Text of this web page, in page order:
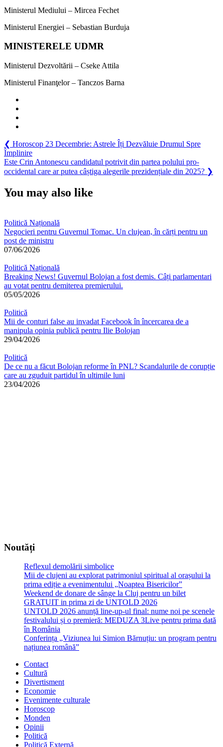
Ministerul Mediului – Mircea Fechet
Ministerul Energiei – Sebastian Burduja
MINISTERELE UDMR
Ministerul Dezvoltării – Cseke Attila
Ministerul Finanţelor – Tanczos Barna
Navigare
în
articole
❮ Previous
Post:
Horoscop 23 Decembrie: Astrele Îți Dezvăluie Drumul Spre
Împlinire
Next
Post:
Este Crin Antonescu candidatul potrivit din partea polului pro-
occidental care ar putea câștiga alegerile prezidențiale din 2025? ❯
You may also like
Politică Națională
Negocieri pentru Guvernul Tomac. Un clujean, în cărți pentru un
post de ministru
07/06/2026
Politică Națională
Breaking News! Guvernul Bolojan a fost demis. Câți parlamentari
au votat pentru demiterea premierului.
05/05/2026
Politică
Mii de conturi false au invadat Facebook în încercarea de a
manipula opinia publică pentru Ilie Bolojan
29/04/2026
Politică
De ce nu a făcut Bolojan reforme în PNL? Scandalurile de corupție
care au zguduit partidul în ultimile luni
23/04/2026
Noutăți
Reflexul demolării simbolice
Mii de clujeni au explorat patrimoniul spiritual al orașului la
prima ediție a evenimentului „Noaptea Bisericilor”
Weekend de donare de sânge la Cluj pentru un bilet
GRATUIT in prima zi de UNTOLD 2026
UNTOLD 2026 anunță line-up-ul final: nume noi pe scenele
festivalului și o premieră: MEDUZA 3Live pentru prima dată
în România
Conferința „Viziunea lui Simion Bărnuțiu: un program pentru
națiunea română”
Contact
Cultură
Divertisment
Economie
Evenimente culturale
Horoscop
Monden
Opinii
Politică
Politică Externă